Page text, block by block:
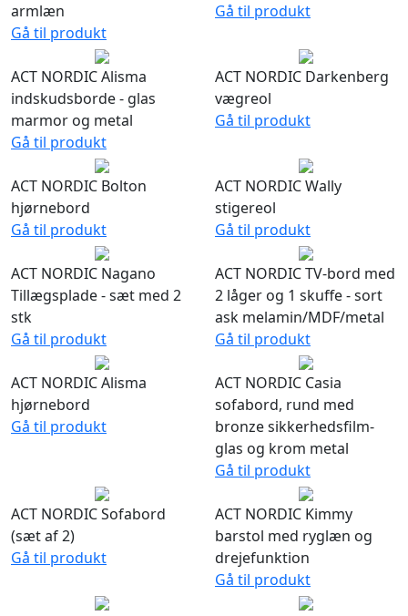
armlæn
Gå til produkt
Gå til produkt
ACT NORDIC Alisma
indskudsborde - glas
marmor og metal
Gå til produkt
ACT NORDIC Darkenberg
vægreol
Gå til produkt
ACT NORDIC Bolton
hjørnebord
Gå til produkt
ACT NORDIC Wally
stigereol
Gå til produkt
ACT NORDIC Nagano
Tillægsplade - sæt med 2
stk
Gå til produkt
ACT NORDIC TV-bord med
2 låger og 1 skuffe - sort
ask melamin/MDF/metal
Gå til produkt
ACT NORDIC Alisma
hjørnebord
Gå til produkt
ACT NORDIC Casia
sofabord, rund med
bronze sikkerhedsfilm-
glas og krom metal
Gå til produkt
ACT NORDIC Sofabord
(sæt af 2)
Gå til produkt
ACT NORDIC Kimmy
barstol med ryglæn og
drejefunktion
Gå til produkt